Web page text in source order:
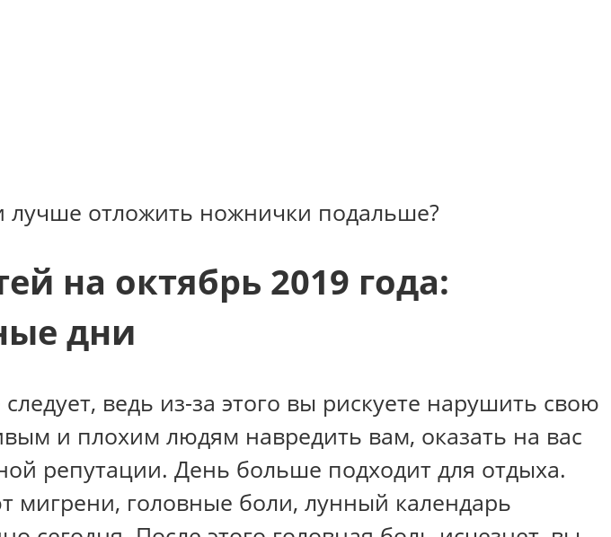
лучше отложить ножнички подальше?
на октябрь 2019 года:
дни
ведь из-за этого вы рискуете нарушить свою
и плохим людям навредить вам, оказать на вас
репутации. День больше подходит для отдыха.
мигрени, головные боли, лунный календарь